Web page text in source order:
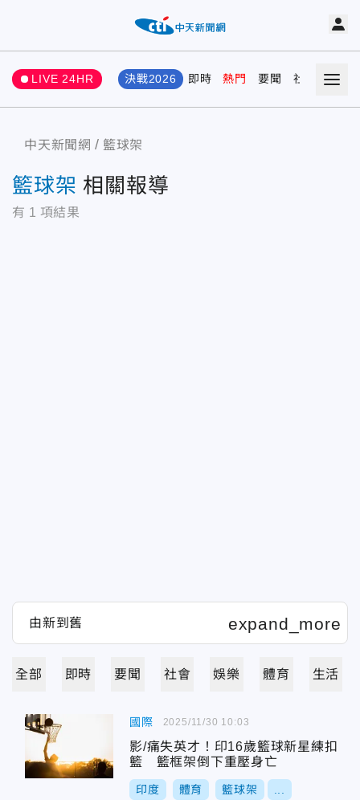
LIVE 24HR 決戰2026 即時 熱門 要聞 社會 娛樂
中天新聞網 籃球架
籃球架 相關報導
有 1 項結果
全部 即時 要聞 社會 娛樂 體育 生活
國際
影/痛失英才！印16歲籃球新星練扣
籃 籃框架倒下重壓身亡
印度 體育 籃球架
2025/11/30 10:03